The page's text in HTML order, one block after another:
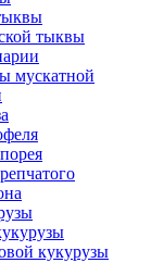
тыквы
мускатной
кукурузы